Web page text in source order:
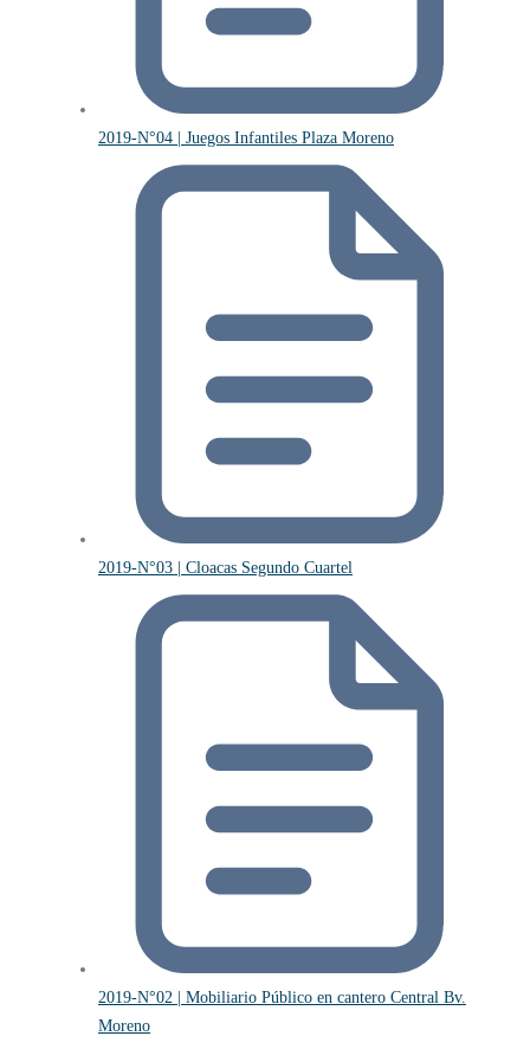
2019-N°04 | Juegos Infantiles Plaza Moreno
2019-N°03 | Cloacas Segundo Cuartel
2019-N°02 | Mobiliario Público en cantero Central Bv.
Moreno